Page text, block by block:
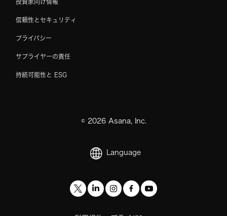
投資家向け情報
信頼性とセキュリティ
プライバシー
サプライヤーの責任
持続可能性と ESG
© 2026Asana, Inc.
Language